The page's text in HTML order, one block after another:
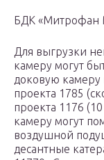
БДК «Митрофан
Для выгрузки
камеру могут
доковую камеру
проекта 1785
проекта 1176
камеру могут
воздушной
десантные